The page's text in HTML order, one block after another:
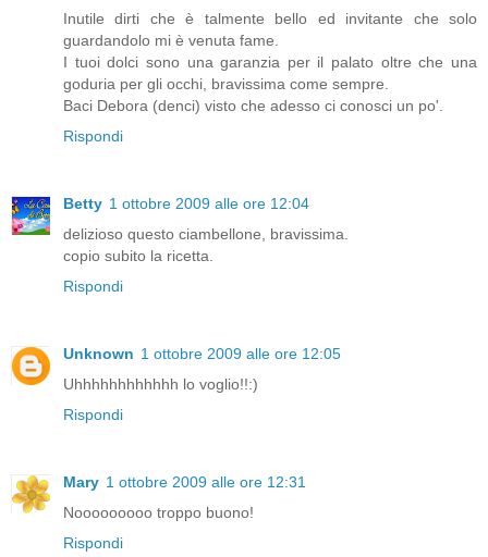
Inutile dirti che è talmente bello ed invitante che solo
guardandolo mi è venuta fame.
I tuoi dolci sono una garanzia per il palato oltre che una
goduria per gli occhi, bravissima come sempre.
Baci Debora (denci) visto che adesso ci conosci un po'.
Rispondi
Betty 1 ottobre 2009 alle ore 12:04
delizioso questo ciambellone, bravissima.
copio subito la ricetta.
Rispondi
Unknown 1 ottobre 2009 alle ore 12:05
Uhhhhhhhhhhhh lo voglio!!:)
Rispondi
Mary 1 ottobre 2009 alle ore 12:31
Nooooooooo troppo buono!
Rispondi